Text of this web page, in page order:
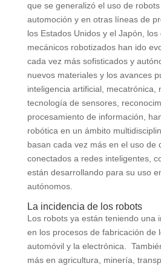
que se generalizó el uso de
automoción y en otras líneas de
los Estados Unidos y el Japón,
mecánicos robotizados han ido
cada vez más sofisticados y
nuevos materiales y los avances
inteligencia artificial, mecatrónica,
tecnología de sensores,
procesamiento de información,
robótica en un ámbito
basan cada vez más en el uso de
conectados a redes inteligentes,
están desarrollando para su uso
autónomos.
La incidencia de los robots
Los robots ya están teniendo una
en los procesos de fabricación de
automóvil y la electrónica.
más en agricultura, minería,